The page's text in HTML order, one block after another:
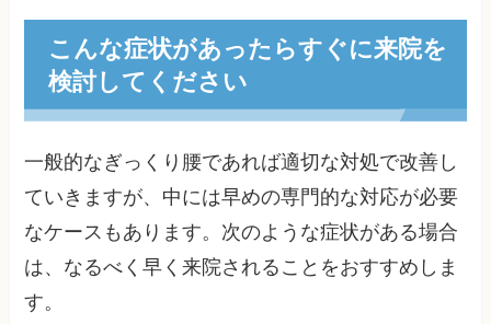
こんな症状があったらすぐに来院を
検討してください
一般的なぎっくり腰であれば適切な対処で改善し
ていきますが、中には早めの専門的な対応が必要
なケースもあります。次のような症状がある場合
は、なるべく早く来院されることをおすすめしま
す。